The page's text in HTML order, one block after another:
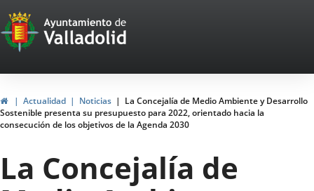
Portal
Web
del
Ayuntamiento
de
Valladolid
HomeActualidad Noticias
La Concejalía de Medio Ambiente y Desarrollo
Sostenible presenta su presupuesto para 2022, orientado hacia la
consecución de los objetivos de la Agenda 2030
La Concejalía de